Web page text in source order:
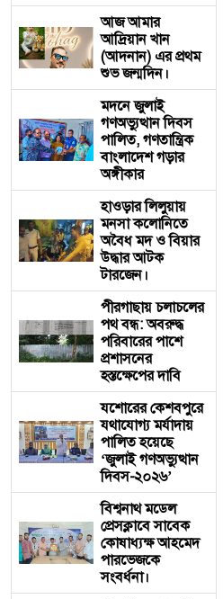
আজ আমার
আদ্রিয়ান খান
(আদনান) এর প্রথম
শুভ জন্মদিন।
মদনে জুলাই
গণঅভ্যুত্থান দিবস
পালিত, গণতান্ত্রিক
বাংলাদেশ গড়ার
অঙ্গীকার
হাওড়ার লিলুয়ায়
মনসা কলোনিতে
অবৈধ মদ ও বিয়ার
উদ্ধার আটক
টারজেন।
পীরগাছায় চলাচলের
পথ বন্ধ: অবরুদ্ধ
পরিবারের পাশে
প্রশাসনের
হস্তক্ষেপের দাবি
যশোরের কেশবপুরে
যথাযোগ্য মর্যাদায়
পালিত হয়েছে
‘জুলাই গণঅভ্যুত্থান
দিবস-২০২৬’
বিশ্বনাথ মডেল
প্রেসক্লাবে সাবেক
কোষাধ্যক্ষ আহমেদ
পারভেজকে
সংবর্ধনা।